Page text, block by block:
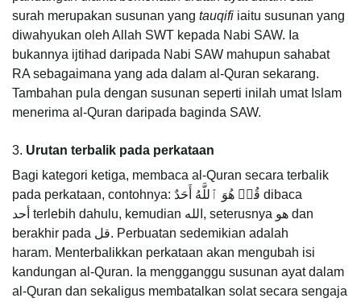
surah merupakan susunan yang tauqifi iaitu susunan yang
diwahyukan oleh Allah SWT kepada Nabi SAW. Ia
bukannya ijtihad daripada Nabi SAW mahupun sahabat
RA sebagaimana yang ada dalam al-Quran sekarang.
Tambahan pula dengan susunan seperti inilah umat Islam
menerima al-Quran daripada baginda SAW.
3. Urutan terbalik pada perkataan
Bagi kategori ketiga, membaca al-Quran secara terbalik
pada perkataan, contohnya: قُلۡ هُوَ ٱللَّهُ أَحَدٌ dibaca
أحد terlebih dahulu, kemudian الله, seterusnya هو dan
berakhir pada قل. Perbuatan sedemikian adalah
haram. Menterbalikkan perkataan akan mengubah isi
kandungan al-Quran. Ia mengganggu susunan ayat dalam
al-Quran dan sekaligus membatalkan solat secara sengaja